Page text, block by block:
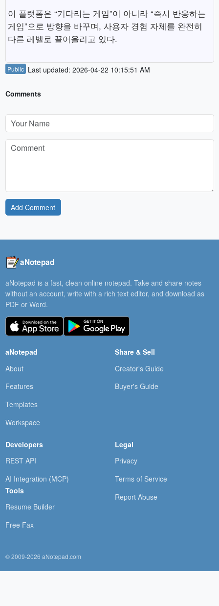
이 플랫폼은 “기다리는 게임”이 아니라 “즉시 반응하는
게임”으로 방향을 바꾸며, 사용자 경험 자체를 완전히
다른 레벨로 끌어올리고 있다.
Public Last updated: 2026-04-22 10:15:51 AM
Comments
Add Comment
aNotepad
aNotepad is a fast, clean online notepad. Take and share notes
without an account, write with a rich text editor, and download as
PDF or Word.
aNotepad
About
Features
Templates
Workspace
Share & Sell
Creator's Guide
Buyer's Guide
Developers
REST API
AI Integration (MCP)
Tools
Resume Builder
Free Fax
Legal
Privacy
Terms of Service
Report Abuse
© 2009-2026 aNotepad.com